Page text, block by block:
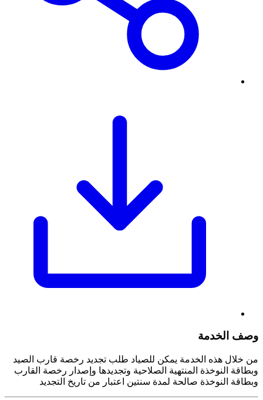
وصف الخدمة
من خلال هذه الخدمة يمكن للصياد طلب تجديد رخصة قارب الصيد
وبطاقة النوخذة المنتهية الصلاحية وتجديدها وإصدار رخصة القارب
وبطاقة النوخذة صالحة لمدة سنتين اعتبار من تاريخ التجديد